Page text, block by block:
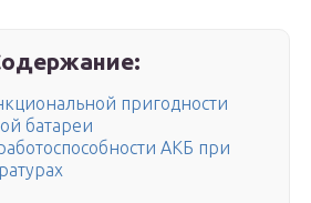
пригодности
батареи
АКБ при